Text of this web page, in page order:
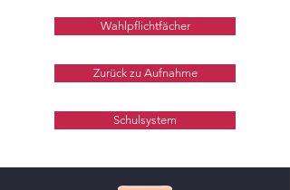
Wahlpflichtfächer
Zurück zu Aufnahme
Schulsystem